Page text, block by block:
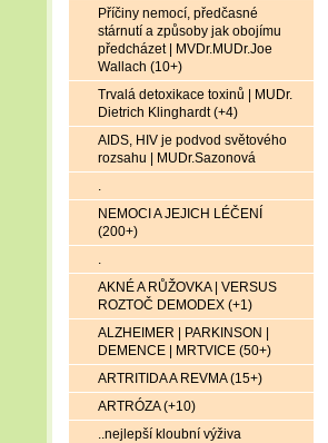
Příčiny nemocí, předčasné
stárnutí a způsoby jak obojímu
předcházet | MVDr.MUDr.Joe
Wallach (10+)
Trvalá detoxikace toxinů | MUDr.
Dietrich Klinghardt (+4)
AIDS, HIV je podvod světového
rozsahu | MUDr.Sazonová
.
NEMOCI A JEJICH LÉČENÍ
(200+)
.
AKNÉ A RŮŽOVKA | VERSUS
ROZTOČ DEMODEX (+1)
ALZHEIMER | PARKINSON |
DEMENCE | MRTVICE (50+)
ARTRITIDA A REVMA (15+)
ARTRÓZA (+10)
..nejlepší kloubní výživa